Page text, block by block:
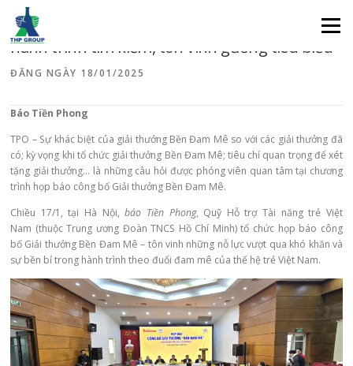
Menu
Sự khác biệt của Giải thưởng Bền Đam Mê trên
hành trình tìm kiếm, tôn vinh gương tiêu biểu
ĐĂNG NGÀY 18/01/2025
Báo Tiền Phong
TPO – Sự khác biệt của giải thưởng Bền Đam Mê so với các giải thưởng đã
có; kỳ vọng khi tổ chức giải thưởng Bền Đam Mê; tiêu chí quan trọng để xét
tặng giải thưởng… là những câu hỏi được phóng viên quan tâm tại chương
trình họp báo công bố Giải thưởng Bền Đam Mê.
Chiều 17/1, tại Hà Nội,báo Tiền Phong, Quỹ Hỗ trợ Tài năng trẻ Việt
Nam (thuộc Trung ương Đoàn TNCS Hồ Chí Minh) tổ chức họp báo công
bố Giải thưởng Bền Đam Mê – tôn vinh những nỗ lực vượt qua khó khăn và
sự bền bỉ trong hành trình theo đuổi đam mê của thế hệ trẻ Việt Nam.